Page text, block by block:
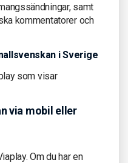
samt
kommentatorer och
i Sverige
som visar
via mobil eller
Om du har en